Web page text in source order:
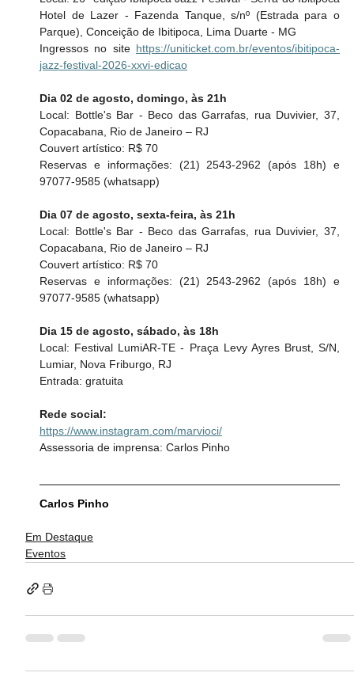
Hotel de Lazer - Fazenda Tanque, s/nº (Estrada para o
Parque), Conceição de Ibitipoca, Lima Duarte - MG
Ingressos no site https://uniticket.com.br/eventos/ibitipoca-
jazz-festival-2026-xxvi-edicao
Dia 02 de agosto, domingo, às 21h
Local: Bottle's Bar - Beco das Garrafas, rua Duvivier, 37,
Copacabana, Rio de Janeiro – RJ
Couvert artístico: R$ 70
Reservas e informações: (21) 2543-2962 (após 18h) e
97077-9585 (whatsapp)
Dia 07 de agosto, sexta-feira, às 21h
Local: Bottle's Bar - Beco das Garrafas, rua Duvivier, 37,
Copacabana, Rio de Janeiro – RJ
Couvert artístico: R$ 70
Reservas e informações: (21) 2543-2962 (após 18h) e
97077-9585 (whatsapp)
Dia 15 de agosto, sábado, às 18h
Local: Festival LumiAR-TE - Praça Levy Ayres Brust, S/N,
Lumiar, Nova Friburgo, RJ
Entrada: gratuita
Rede social:
https://www.instagram.com/marvioci/
Assessoria de imprensa: Carlos Pinho
Carlos Pinho
Em Destaque
Eventos